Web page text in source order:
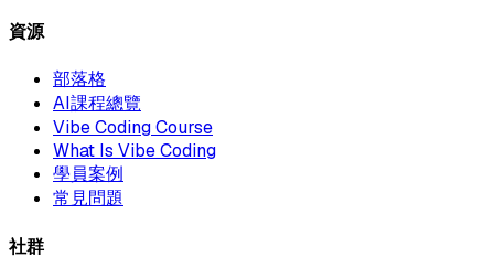
資源
部落格
AI課程總覽
Vibe Coding Course
What Is Vibe Coding
學員案例
常見問題
社群